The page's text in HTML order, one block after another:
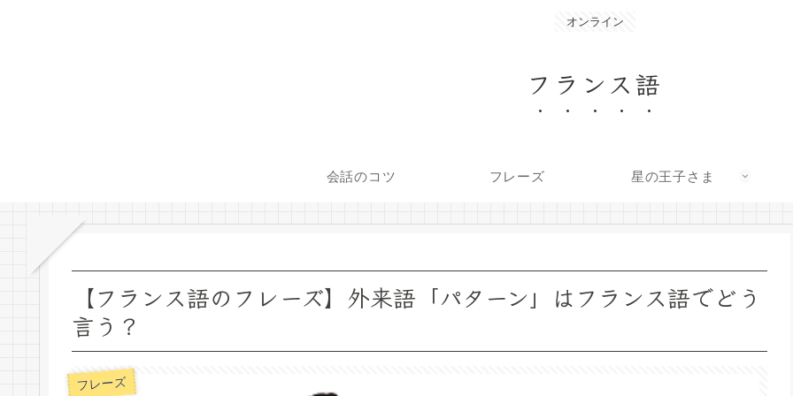
オンライン
フランス語
会話のコツ フレーズ 星の王子さま
【フランス語のフレーズ】外来語「パターン」はフランス語でどう
言う？
フレーズ